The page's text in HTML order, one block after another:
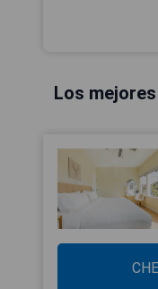
Los